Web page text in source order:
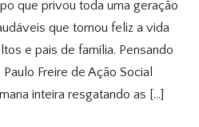
que privou toda uma geração
que tornou feliz a vida
e pais de família. Pensando
Freire de Ação Social
inteira resgatando as […]